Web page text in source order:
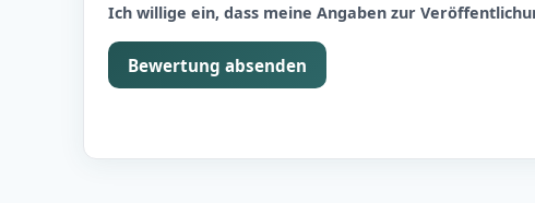
Ich willige ein, dass meine Angaben zur
Bewertung absenden